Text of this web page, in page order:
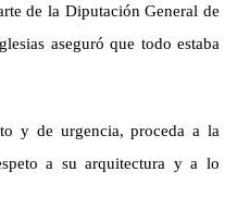
de la Diputación General de
aseguró que todo estaba
y de urgencia, proceda a la
a su arquitectura y a lo